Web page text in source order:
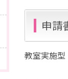
申請
教室実施
小城市